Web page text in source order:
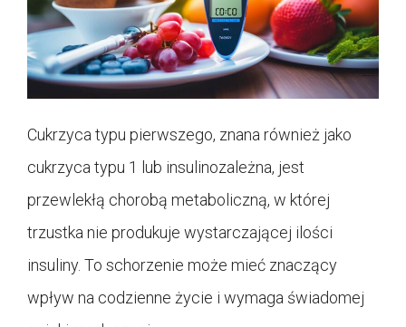
Cukrzyca typu pierwszego, znana również jako
cukrzyca typu 1 lub insulinozależna, jest
przewlekłą chorobą metaboliczną, w której
trzustka nie produkuje wystarczającej ilości
insuliny. To schorzenie może mieć znaczący
wpływ na codzienne życie i wymaga świadomej